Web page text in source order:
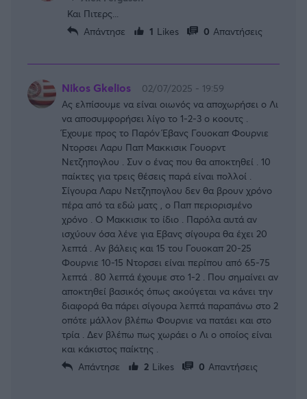
Και Πιτερς...
Απάντησε
1 Likes 0 Απαντήσεις
Nikos Gkelios
02/07/2025 - 19:59
Ας ελπίσουμε να είναι οιωνός να αποχωρήσει ο Λι
να αποσυμφορήσει λίγο το 1-2-3 ο κοουτς .
Έχουμε προς το Παρόν Έβανς Γουοκαπ Φουρνιε
Ντορσει Λαρυ Παπ Μακκισικ Γουορντ
Νετζηπογλου . Συν ο ένας που θα αποκτηθεί . 10
παίκτες για τρεις θέσεις παρά είναι πολλοί .
Σίγουρα Λαρυ Νετζηπογλου δεν θα βρουν χρόνο
πέρα από τα εδώ ματς , ο Παπ περιορισμένο
χρόνο . Ο Μακκισικ το ίδιο . Παρόλα αυτά αν
ισχύουν όσα λένε για Εβανς σίγουρα θα έχει 20
λεπτά . Αν βάλεις και 15 του Γουοκαπ 20-25
Φουρνιε 10-15 Ντορσει είναι περίπου από 65-75
λεπτά . 80 λεπτά έχουμε στο 1-2 . Που σημαίνει αν
αποκτηθεί βασικός όπως ακούγεται να κάνει την
διαφορά θα πάρει σίγουρα λεπτά παραπάνω στο 2
οπότε μάλλον βλέπω Φουρνιε να πατάει και στο
τρία . Δεν βλέπω πως χωράει ο Λι ο οποίος είναι
και κάκιστος παίκτης .
Απάντησε
2 Likes 0 Απαντήσεις